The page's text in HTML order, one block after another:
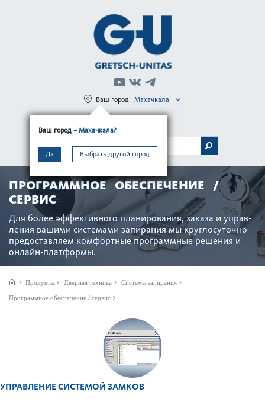
Ваш город – Махачкала?
Да Выбрать другой город
Ваш город Махачкала
МЕНЮ
ПРОГРАММНОЕ ОБЕСПЕЧЕНИЕ /
СЕРВИС
Для более эффективного планирования, заказа и управ­
ления вашими сис­темами запирания мы круглосут­очно
предос­тавляем комфортные программные решения и
онлайн-платформы.
Продукты Дверная техника Системы запирания
Программное обеспечение / сервис
УПРАВЛЕНИЕ СИСТЕМОЙ ЗАМКОВ